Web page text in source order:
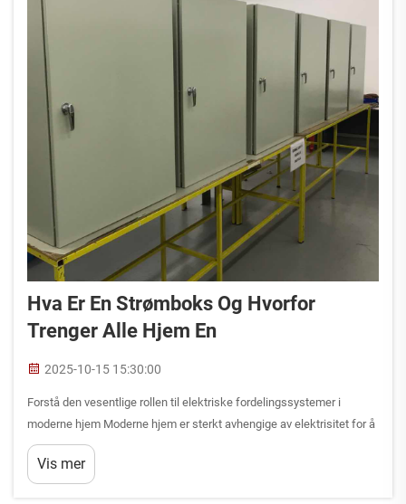
Hva Er En Strømboks Og Hvorfor
Trenger Alle Hjem En
2025-10-15 15:30:00
Forstå den vesentlige rollen til elektriske fordelingssystemer i
moderne hjem Moderne hjem er sterkt avhengige av elektrisitet for å
drive vårt daglige liv, fra grunnleggende belysning til komplekse
smart home-systemer. I hjertet av denne elektriske infrastrukturen
ligger...
Vis mer